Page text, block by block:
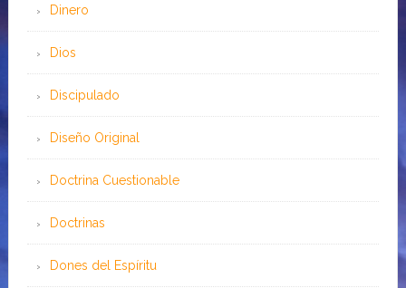
Dinero
Dios
Discipulado
Diseño Original
Doctrina Cuestionable
Doctrinas
Dones del Espíritu